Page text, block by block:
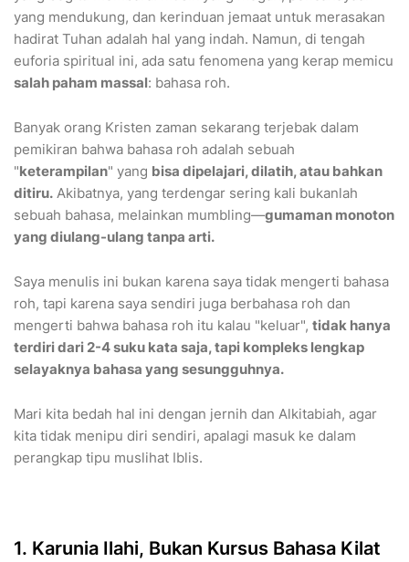
yang mendukung, dan kerinduan jemaat untuk merasakan
hadirat Tuhan adalah hal yang indah. Namun, di tengah
euforia spiritual ini, ada satu fenomena yang kerap memicu
salah paham massal: bahasa roh.
Banyak orang Kristen zaman sekarang terjebak dalam
pemikiran bahwa bahasa roh adalah sebuah
"keterampilan" yang bisa dipelajari, dilatih, atau bahkan
ditiru. Akibatnya, yang terdengar sering kali bukanlah
sebuah bahasa, melainkan mumbling—gumaman monoton
yang diulang-ulang tanpa arti.
Saya menulis ini bukan karena saya tidak mengerti bahasa
roh, tapi karena saya sendiri juga berbahasa roh dan
mengerti bahwa bahasa roh itu kalau "keluar", tidak hanya
terdiri dari 2-4 suku kata saja, tapi kompleks lengkap
selayaknya bahasa yang sesungguhnya.
Mari kita bedah hal ini dengan jernih dan Alkitabiah, agar
kita tidak menipu diri sendiri, apalagi masuk ke dalam
perangkap tipu muslihat Iblis.
1. Karunia Ilahi, Bukan Kursus Bahasa Kilat